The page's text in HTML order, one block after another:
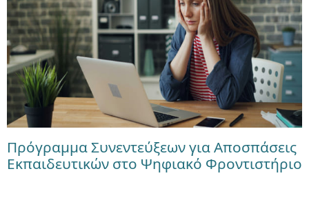
Πρόγραμμα Συνεντεύξεων για Αποσπάσεις
Εκπαιδευτικών στο Ψηφιακό Φροντιστήριο